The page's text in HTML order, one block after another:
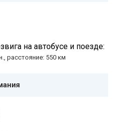
на автобусе и поезде:
расстояние: 550 км